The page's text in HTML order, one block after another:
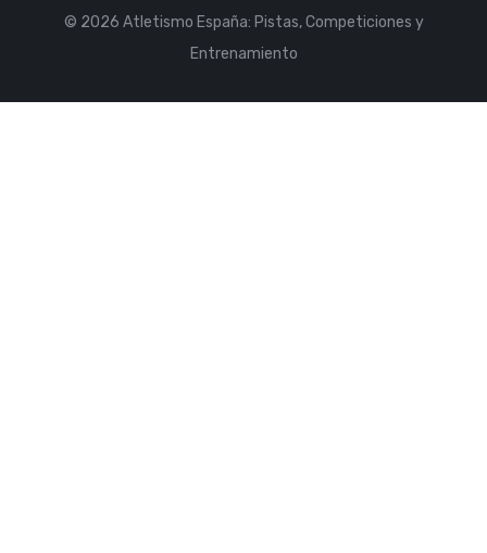
© 2026 Atletismo España: Pistas, Competiciones y
Entrenamiento